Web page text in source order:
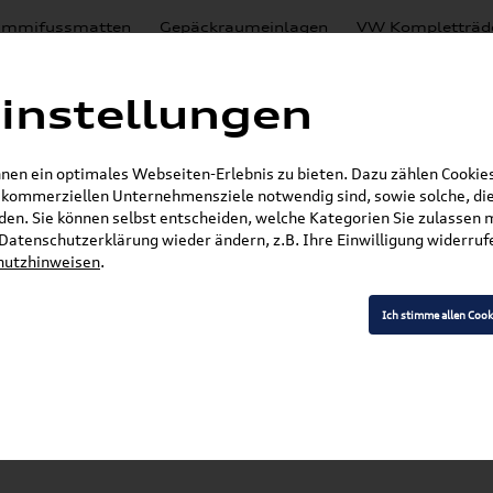
Gepäckraumeinlagen VW
Lackierungen
E-Mail
CEE 3P 16A 1650MM 7PP971678GH
Ladekabel für
ein optimales Webseiten-Erlebnis zu bieten. Dazu zählen
Unternehmensziele notwendig sind, sowie solche,
Sie können selbst entscheiden, welche Kategorien Sie zulassen
wieder ändern, z.B. Ihre Einwilligung
.
Ich stimme allen